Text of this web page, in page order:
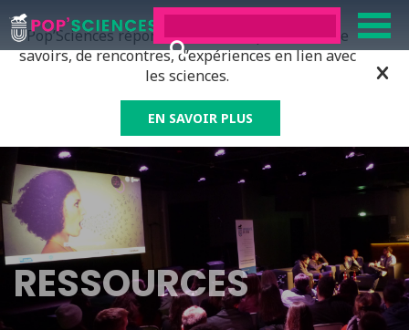
Pop’Sciences répond à tous ceux qui ont soif de
savoirs, de rencontres, d’expériences en lien avec
les sciences.
EN SAVOIR PLUS
RESSOURCES